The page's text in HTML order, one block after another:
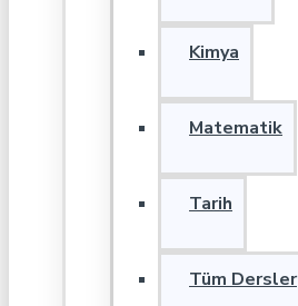
Kimya
Matematik
Tarih
Tüm Dersler